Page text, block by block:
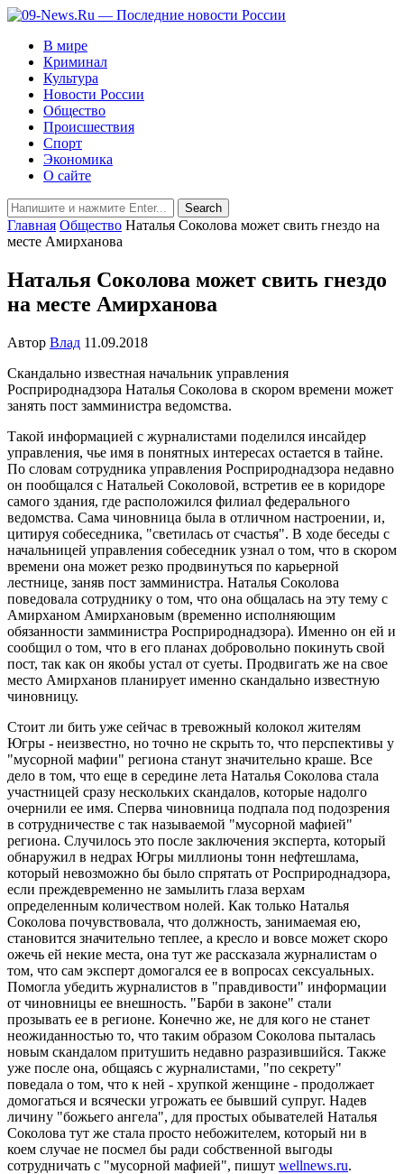
В мире
Криминал
Культура
Новости России
Общество
Происшествия
Спорт
Экономика
О сайте
Главная Общество Наталья Соколова может свить гнездо на
месте Амирханова
Наталья Соколова может свить гнездо
на месте Амирханова
Автор Влад 11.09.2018
Скандально известная начальник управления
Росприроднадзора Наталья Соколова в скором времени может
занять пост замминистра ведомства.
Такой информацией с журналистами поделился инсайдер
управления, чье имя в понятных интересах остается в тайне.
По словам сотрудника управления Росприроднадзора недавно
он пообщался с Натальей Соколовой, встретив ее в коридоре
самого здания, где расположился филиал федерального
ведомства. Сама чиновница была в отличном настроении, и,
цитируя собеседника, "светилась от счастья". В ходе беседы с
начальницей управления собеседник узнал о том, что в скором
времени она может резко продвинуться по карьерной
лестнице, заняв пост замминистра. Наталья Соколова
поведовала сотруднику о том, что она общалась на эту тему с
Амирханом Амирхановым (временно исполняющим
обязанности замминистра Росприроднадзора). Именно он ей и
сообщил о том, что в его планах добровольно покинуть свой
пост, так как он якобы устал от суеты. Продвигать же на свое
место Амирханов планирует именно скандально известную
чиновницу.
Стоит ли бить уже сейчас в тревожный колокол жителям
Югры - неизвестно, но точно не скрыть то, что перспективы у
"мусорной мафии" региона станут значительно краше. Все
дело в том, что еще в середине лета Наталья Соколова стала
участницей сразу нескольких скандалов, которые надолго
очернили ее имя. Сперва чиновница подпала под подозрения
в сотрудничестве с так называемой "мусорной мафией"
региона. Случилось это после заключения эксперта, который
обнаружил в недрах Югры миллионы тонн нефтешлама,
который невозможно бы было спрятать от Росприроднадзора,
если преждевременно не замылить глаза верхам
определенным количеством нолей. Как только Наталья
Соколова почувствовала, что должность, занимаемая ею,
становится значительно теплее, а кресло и вовсе может скоро
ожечь ей некие места, она тут же рассказала журналистам о
том, что сам эксперт домогался ее в вопросах сексуальных.
Помогла убедить журналистов в "правдивости" информации
от чиновницы ее внешность. "Барби в законе" стали
прозывать ее в регионе. Конечно же, не для кого не станет
неожиданностью то, что таким образом Соколова пыталась
новым скандалом притушить недавно разразившийся. Также
уже после она, общаясь с журналистами, "по секрету"
поведала о том, что к ней - хрупкой женщине - продолжает
домогаться и всячески угрожать ее бывший супруг. Надев
личину "божьего ангела", для простых обывателей Наталья
Соколова тут же стала просто небожителем, который ни в
коем случае не посмел бы ради собственной выгоды
сотрудничать с "мусорной мафией", пишут wellnews.ru.